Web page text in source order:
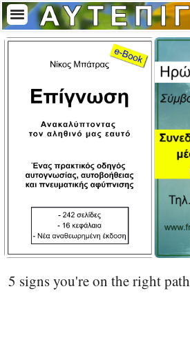
5 signs you're on the right path